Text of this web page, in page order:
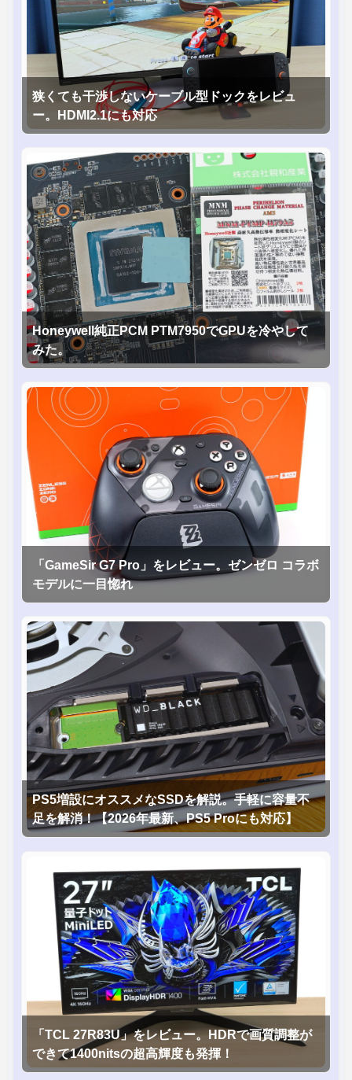
狭くても干渉しないケーブル型ドックをレビュ
ー。HDMI2.1にも対応
Honeywell純正PCM PTM7950でGPUを冷やして
みた。
「GameSir G7 Pro」をレビュー。ゼンゼロ コラボ
モデルに一目惚れ
PS5増設にオススメなSSDを解説。手軽に容量不
足を解消！【2026年最新、PS5 Proにも対応】
「TCL 27R83U」をレビュー。HDRで画質調整が
できて1400nitsの超高輝度も発揮！